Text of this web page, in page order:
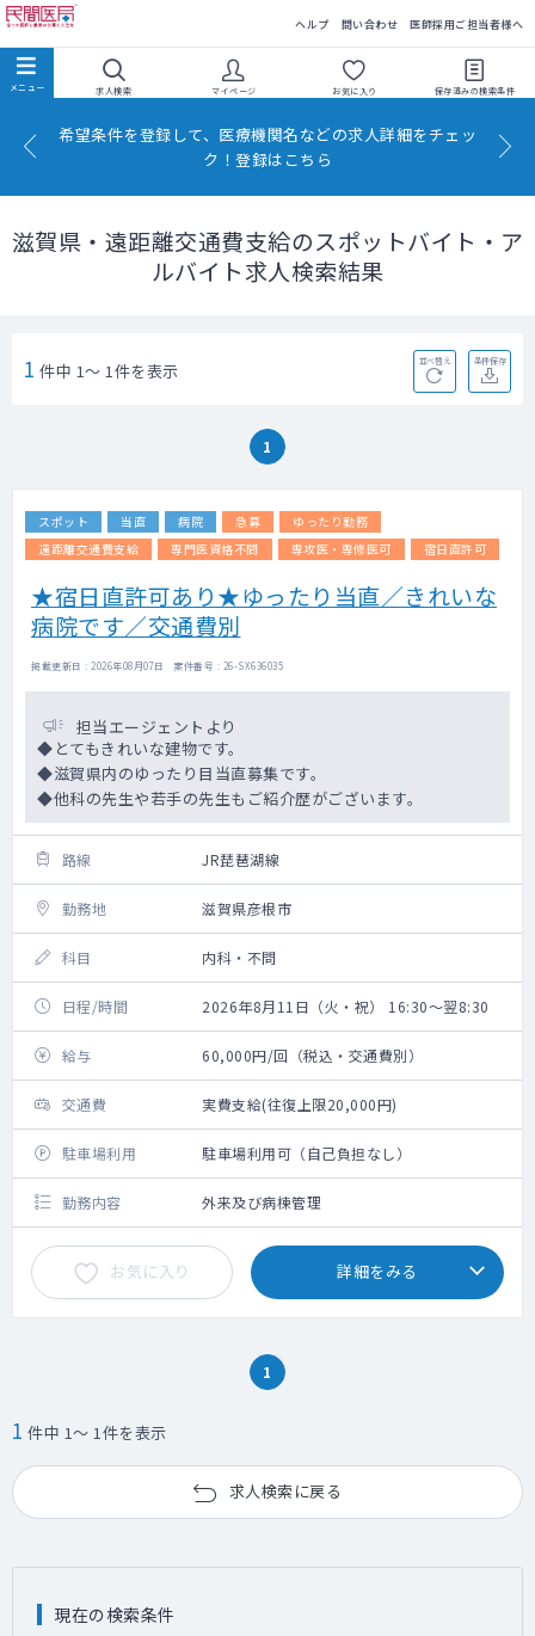
ヘルプ 問い合わせ 医師採用ご担当者様へ
求人検索 マイページ お気に入り 保存済みの検索条件
希望条件を登録して、医療機関名などの求人詳細をチェッ
ク！登録はこちら
滋賀県・遠距離交通費支給のスポットバイト・ア
ルバイト求人検索結果
1 件中 1～ 1件を表示 並べ替え 条件保存
1
スポット 当直 病院 急募
ゆったり勤務
遠距離交通費支給
専門医資格不問 専攻医・専修医可 宿日直許可
★宿日直許可あり★ゆったり当直／きれいな
病院です／交通費別
掲載更新日 : 2026年08月07日 案件番号 : 26-SX636035
担当エージェントより
◆とてもきれいな建物です。
◆滋賀県内のゆったり目当直募集です。
◆他科の先生や若手の先生もご紹介歴がございます。
路線 JR琵琶湖線
勤務地 滋賀県彦根市
科目 内科・不問
日程/時間 2026年8月11日（火・祝） 16:30～翌8:30
給与 60,000円/回（税込・交通費別）
交通費 実費支給(往復上限20,000円)
駐車場利用 駐車場利用可（自己負担なし）
勤務内容 外来及び病棟管理
お気に入り 詳細をみる
1
1 件中 1～ 1件を表示
求人検索に戻る
現在の検索条件